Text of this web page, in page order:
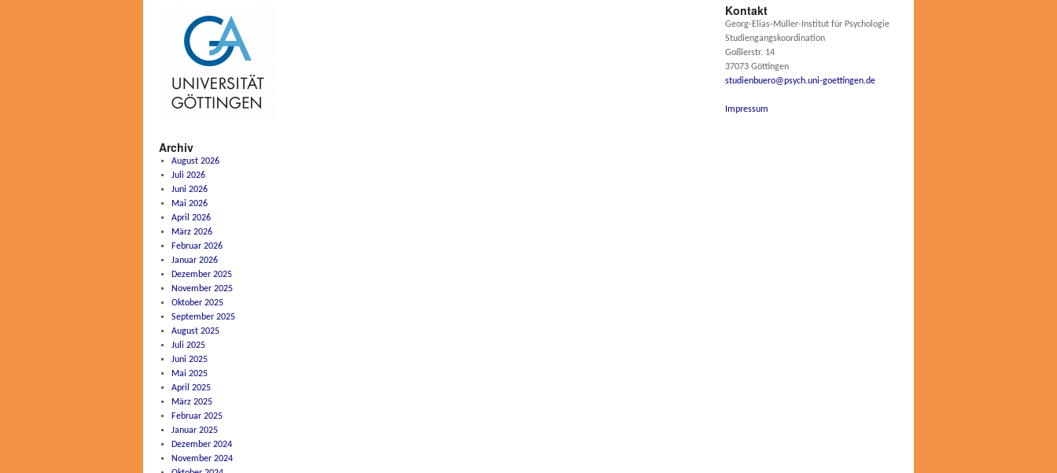
Archiv
August 2026
Juli 2026
Juni 2026
Mai 2026
April 2026
März 2026
Februar 2026
Januar 2026
Dezember 2025
November 2025
Oktober 2025
September 2025
August 2025
Juli 2025
Juni 2025
Mai 2025
April 2025
März 2025
Februar 2025
Januar 2025
Dezember 2024
November 2024
Kontakt
Georg-Elias-Müller-Institut für Psychologie
Studiengangskoordination
Goßlerstr. 14
37073 Göttingen
studienbuero@psych.uni-goettingen.de
Impressum